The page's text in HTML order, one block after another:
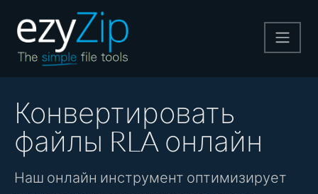
Pаспаковывайте
Конвертировать
Конвертировать
файлы RLA онлайн
Наш онлайн инструмент оптимизирует